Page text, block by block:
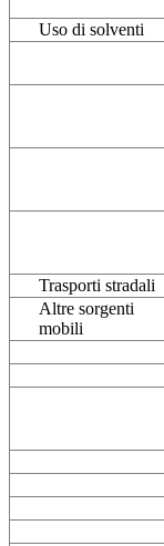
Uso di solventi
Trasporti stradali
Altre sorgenti
mobili